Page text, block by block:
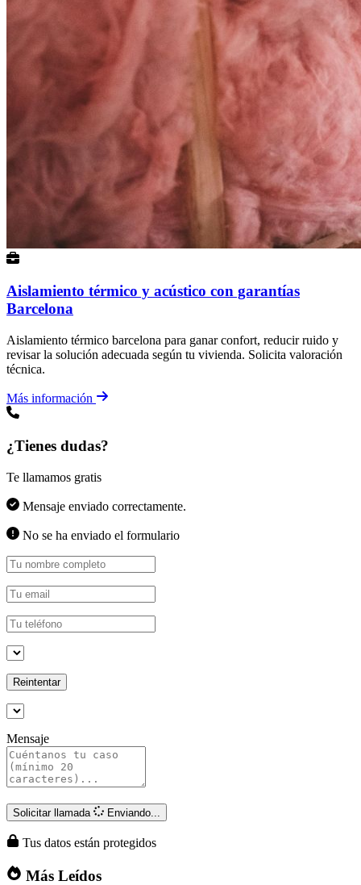
Aislamiento térmico y acústico con garantías
Barcelona
Aislamiento térmico barcelona para ganar confort, reducir ruido y
revisar la solución adecuada según tu vivienda. Solicita valoración
técnica.
Más información
¿Tienes dudas?
Te llamamos gratis
Mensaje enviado correctamente.
No se ha enviado el formulario
Reintentar
Mensaje
Solicitar llamada Enviando...
Tus datos están protegidos
Más Leídos